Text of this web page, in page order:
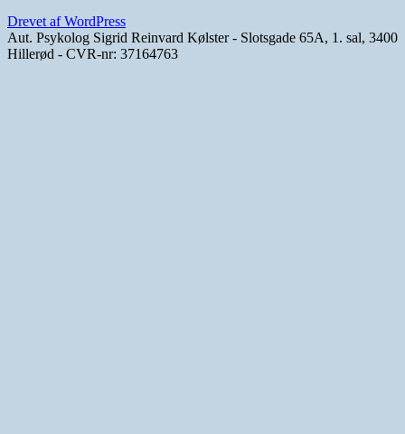
Drevet af WordPress
Aut. Psykolog Sigrid Reinvard Kølster - Slotsgade 65A, 1. sal, 3400
Hillerød - CVR-nr: 37164763